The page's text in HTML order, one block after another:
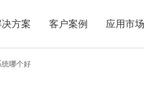
方案 客户案例 应用市场
统哪个好